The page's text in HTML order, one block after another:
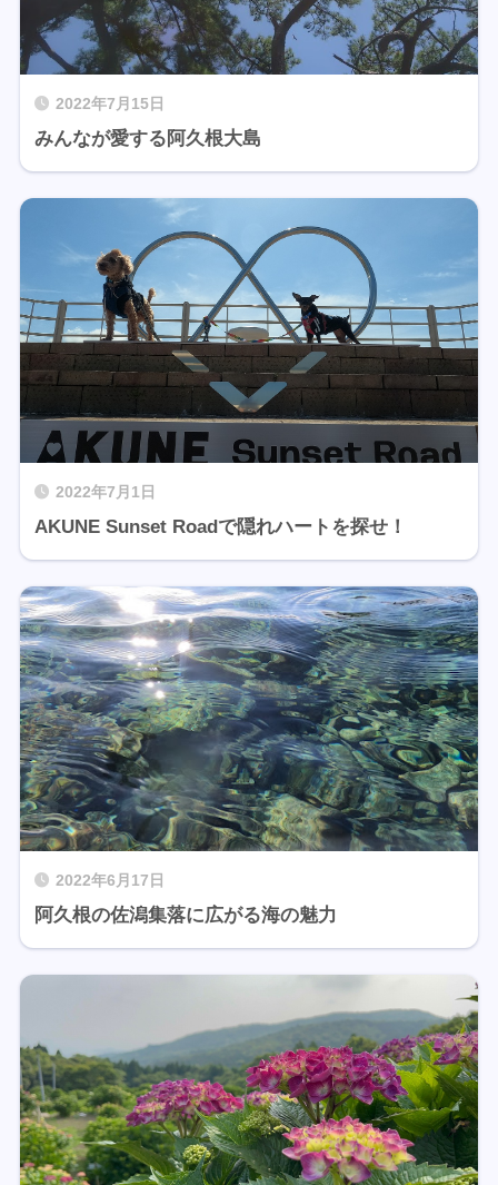
2022年7月15日
みんなが愛する阿久根大島
2022年7月1日
AKUNE Sunset Roadで隠れハートを探せ！
2022年6月17日
阿久根の佐潟集落に広がる海の魅力